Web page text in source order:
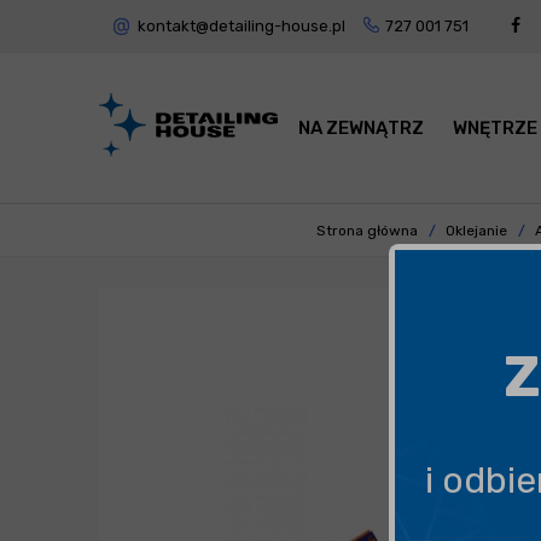
kontakt@detailing-house.pl 727 001 751
NA ZEWNĄTRZ WNĘTRZE
Strona główna Oklejanie
i